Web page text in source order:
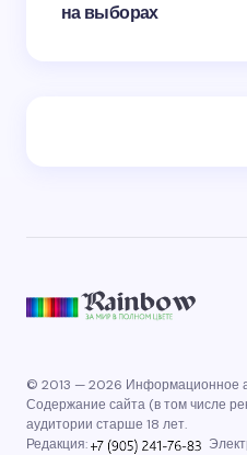
на выборах
© 2013 — 2026 Информационное
Содержание сайта (в том числе
аудитории старше 18 лет.
Редакция: